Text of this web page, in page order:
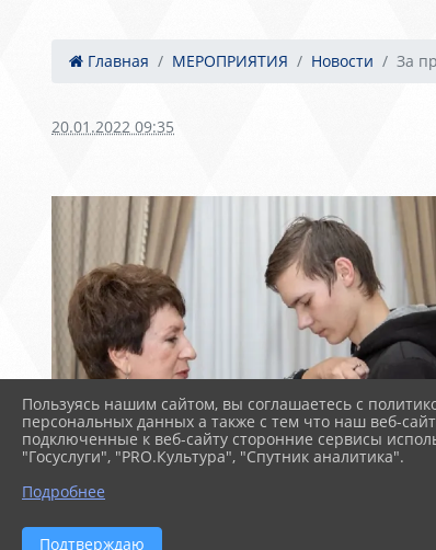
Главная МЕРОПРИЯТИЯ Новости За
20.01.2022 09:35
Пользуясь нашим сайтом, вы соглашаетесь с
персональных данных а также с тем что наш веб-
подключенные к веб-сайту сторонние сервисы
"Госуслуги", "PRO.Культура", "Спутник аналитика".
Подробнее
Подтверждаю